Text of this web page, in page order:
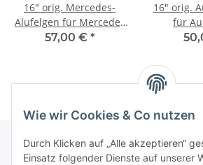
Wie wir Cookies & Co nutzen
Durch Klicken auf „Alle akzeptieren“
Einsatz folgender Dienste auf unserer
16" orig. Mercedes-
Alufelgen für Mercedes
E-Klasse (W212)
57,00 € *
16" orig.
für